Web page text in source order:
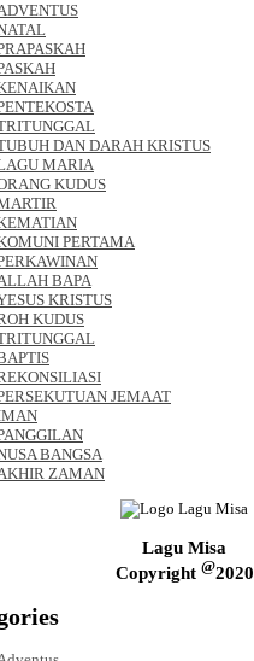
DAN DARAH KRISTUS
MARIA
KUDUS
PERTAMA
BAPA
KRISTUS
KUDUS
JEMAAT
BANGSA
ZAMAN
Lagu Misa
Copyright @2020